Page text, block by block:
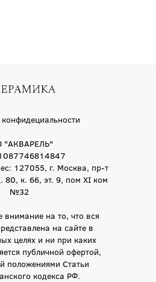
"АКВАРЕЛЬ"
127055, г. Москва, пр-т
80, к. 66, эт. 9, пом XI ком
№32
на то, что вся
на сайте в
целях и ни при каких
публичной офертой,
положениями Статьи
кодекса РФ.